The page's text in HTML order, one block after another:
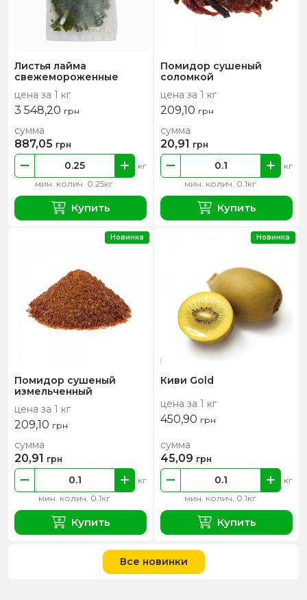
Листья лайма
свежемороженные
цена за 1 кг
3 548,20 грн
мин. колич. 0.25кг
кг
сумма
887,05 грн
Купить
Помидор сушеный
соломкой
цена за 1 кг
209,10 грн
мин. колич. 0.1кг
кг
сумма
20,91 грн
Купить
Помидор сушеный
измельченный
цена за 1 кг
209,10 грн
мин. колич. 0.1кг
кг
сумма
20,91 грн
Купить
Новинка
Киви Gold
цена за 1 кг
450,90 грн
мин. колич. 0.1кг
кг
сумма
45,09 грн
Купить
Новинка
Все новинки